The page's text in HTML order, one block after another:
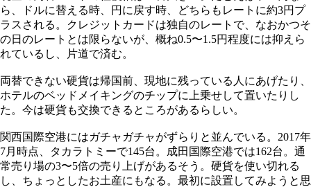
ら、ドルに替える時、円に戻す時、どちらもレートに約3円プ
ラスされる。クレジットカードは独自のレートで、なおかつそ
の日のレートとは限らないが、概ね0.5〜1.5円程度には抑えら
れているし、片道で済む。
両替できない硬貨は帰国前、現地に残っている人にあげたり、
ホテルのベッドメイキングのチップに上乗せして置いたりし
た。今は硬貨も交換できるところがあるらしい。
関西国際空港にはガチャガチャがずらりと並んでいる。2017年
7月時点、タカラトミーで145台。成田国際空港では162台。通
常売り場の3〜5倍の売り上げがあるそう。硬貨を使い切れる
し、ちょっとしたお土産にもなる。最初に設置してみようと思